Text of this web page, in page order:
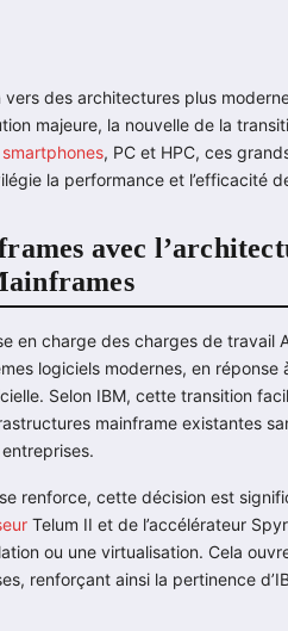
des architectures plus
majeure, la nouvelle de la
smartphones, PC et HPC, ces
la performance et l’efficacité
avec
en charge des charges de travail
logiciels modernes, en
Selon IBM, cette transition
mainframe existantes
renforce, cette décision est
Telum II et de l’accélérateur
ou une virtualisation. Cela
renforçant ainsi la pertinence